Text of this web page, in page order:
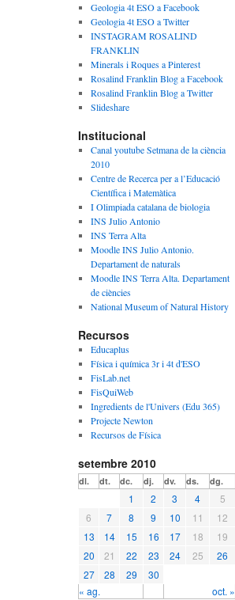
Geologia 4t ESO a Facebook
Geologia 4t ESO a Twitter
INSTAGRAM ROSALIND
FRANKLIN
Minerals i Roques a Pinterest
Rosalind Franklin Blog a Facebook
Rosalind Franklin Blog a Twitter
Slideshare
Institucional
Canal youtube Setmana de la ciència
2010
Centre de Recerca per a l’Educació
Científica i Matemàtica
I Olimpiada catalana de biologia
INS Julio Antonio
INS Terra Alta
Moodle INS Julio Antonio.
Departament de naturals
Moodle INS Terra Alta. Departament
de ciències
National Museum of Natural History
Recursos
Educaplus
Física i química 3r i 4t d'ESO
FisLab.net
FisQuiWeb
Ingredients de l'Univers (Edu 365)
Projecte Newton
Recursos de Física
setembre 2010
dl. dt. dc. dj. dv. ds. dg.
« ag. oct. »
1 2 3 4
5
6
7 8 9 10 11
12
13
14 15 16 17 18
19
20
21 22 23 24 25
26
27
28 29 30